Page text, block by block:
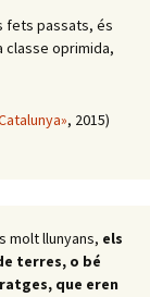
fets passats, és
classe oprimida,
, 2015)
molt llunyans, els
terres, o bé
que eren